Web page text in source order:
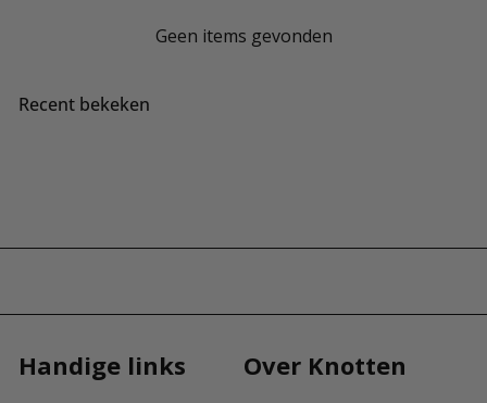
Geen items gevonden
Recent bekeken
Handige links Over Knotten